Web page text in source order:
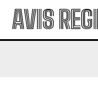
AVIS